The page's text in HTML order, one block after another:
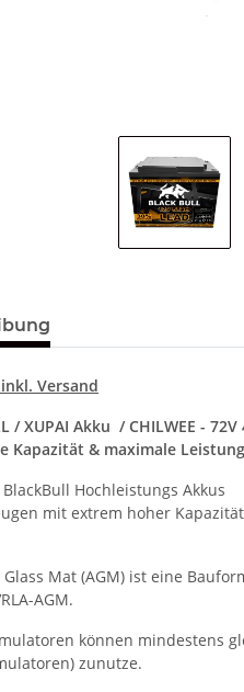
inkl. Versand
/ XUPAI Akku / CHILWEE -
Kapazität & maximale Leistung
Hochleistungs Akkus
mit extrem hoher
Mat (AGM) ist eine
AGM.
können mindestens
zunutze.